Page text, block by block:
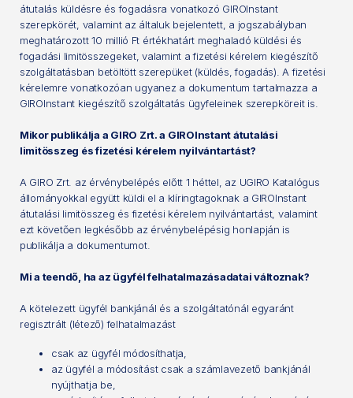
átutalás küldésre és fogadásra vonatkozó GIROInstant
szerepkörét, valamint az általuk bejelentett, a jogszabályban
meghatározott 10 millió Ft értékhatárt meghaladó küldési és
fogadási limitösszegeket, valamint a fizetési kérelem kiegészítő
szolgáltatásban betöltött szerepüket (küldés, fogadás). A fizetési
kérelemre vonatkozóan ugyanez a dokumentum tartalmazza a
GIROInstant kiegészítő szolgáltatás ügyfeleinek szerepköreit is.
Mikor publikálja a GIRO Zrt. a GIROInstant átutalási
limitösszeg és fizetési kérelem nyilvántartást?
A GIRO Zrt. az érvénybelépés előtt 1 héttel, az UGIRO Katalógus
állományokkal együtt küldi el a klíringtagoknak a GIROInstant
átutalási limitösszeg és fizetési kérelem nyilvántartást, valamint
ezt követően legkésőbb az érvénybelépésig honlapján is
publikálja a dokumentumot.
Mi a teendő, ha az ügyfél felhatalmazásadatai változnak?
A kötelezett ügyfél bankjánál és a szolgáltatónál egyaránt
regisztrált (létező) felhatalmazást
csak az ügyfél módosíthatja,
az ügyfél a módosítást csak a számlavezető bankjánál
nyújthatja be,